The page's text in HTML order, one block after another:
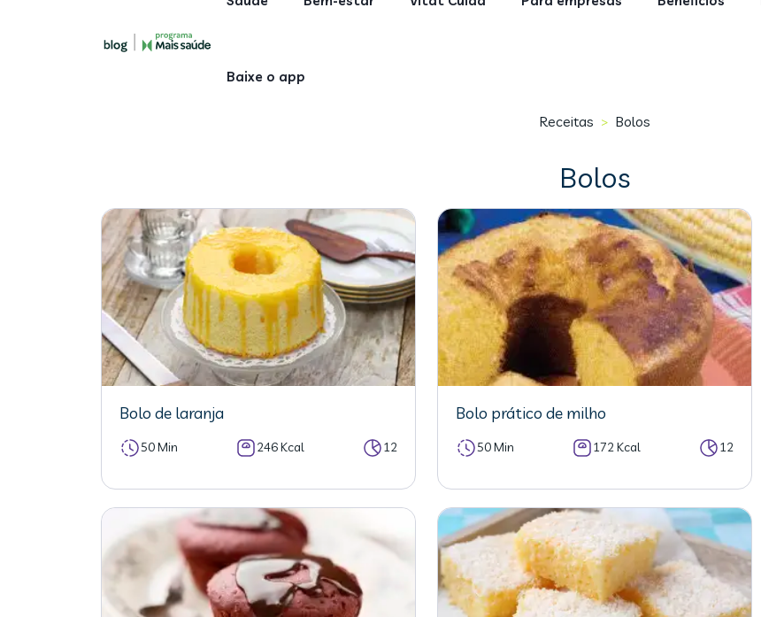
Baixe o app
Receitas > Bolos
Bolos
Bolo de laranja
50 Min 246 Kcal 12
Bolo prático de milho
50 Min 172 Kcal 12